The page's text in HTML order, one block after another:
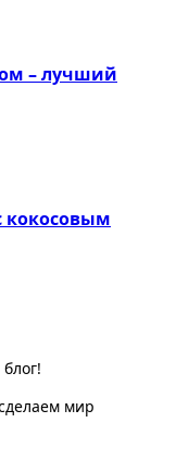
– лучший
кокосовым
мир